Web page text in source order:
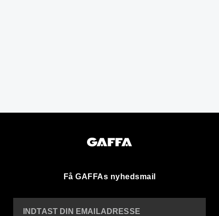
Få GAFFAs nyhedsmail
INDTAST DIN EMAILADRESSE